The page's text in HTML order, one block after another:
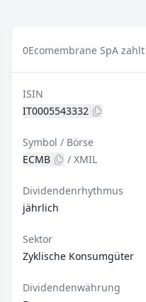
0Ecomembrane SpA
ISIN
IT0005543332
Symbol / Börse
ECMB
/ XMIL
Dividendenrhythmus
jährlich
Sektor
Zyklische Konsumgüter
Dividendenwährung